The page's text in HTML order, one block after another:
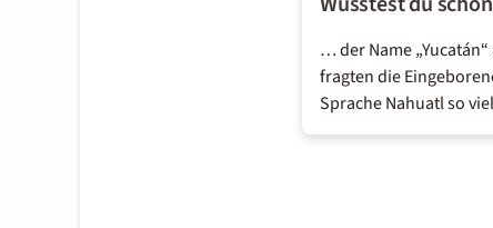
… der Name
fragten die
Sprache Nahuatl so